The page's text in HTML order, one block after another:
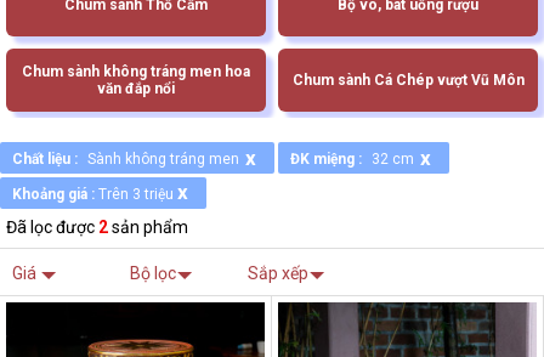
Chum sành Thổ Cẩm Bộ vò, bát uống rượu
Chum sành không tráng men hoa
văn đắp nổi
Chum sành Cá Chép vượt Vũ Môn
Chất liệu : Sành không tráng men x ĐK miệng : 32 cm x
Khoảng giá : Trên 3 triệu x
Đã lọc được 2sản phẩm
Giá Bộ lọc Sắp xếp